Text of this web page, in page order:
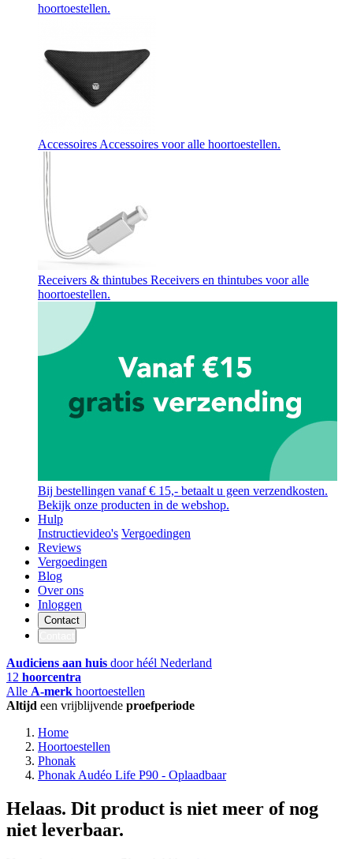
hoortoestellen.
Accessoires Accessoires voor alle hoortoestellen.
Receivers & thintubes Receivers en thintubes voor alle
hoortoestellen.
Bij bestellingen vanaf € 15,- betaalt u geen verzendkosten.
Bekijk onze producten in de webshop.
Hulp
Instructievideo's Vergoedingen
Reviews
Vergoedingen
Blog
Over ons
Inloggen
Contact
Audiciens aan huis door héél Nederland
12 hoorcentra
Alle A-merk hoortoestellen
Altijd een vrijblijvende proefperiode
Home
Hoortoestellen
Phonak
Phonak Audéo Life P90 - Oplaadbaar
Helaas. Dit product is niet meer of nog
niet leverbaar.